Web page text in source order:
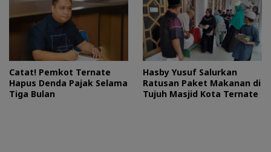
Catat! Pemkot Ternate
Hapus Denda Pajak Selama
Tiga Bulan
Hasby Yusuf Salurkan
Ratusan Paket Makanan di
Tujuh Masjid Kota Ternate